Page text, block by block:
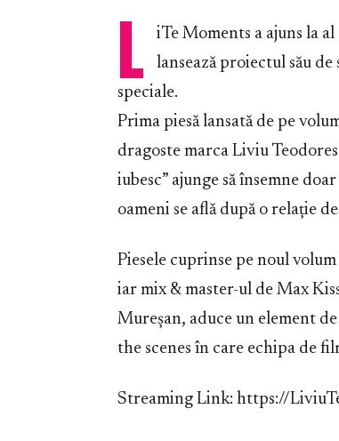
L
iTe Moments a ajuns la
lansează proiectul său
speciale.
Prima piesă lansată de pe
dragoste marca Liviu
iubesc” ajunge să însemne
oameni se află după o relație
Piesele cuprinse pe noul
iar mix & master-ul de Max
Mureșan, aduce un element
the scenes în care echipa de
Streaming Link: https://